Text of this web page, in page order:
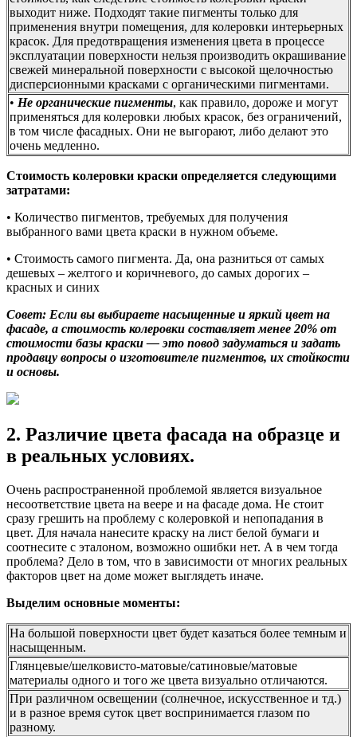
выходит ниже. Подходят такие пигменты только для
применения внутри помещения, для колеровки интерьерных
красок. Для предотвращения изменения цвета в процессе
эксплуатации поверхности нельзя производить окрашивание
свежей минеральной поверхности с высокой щелочностью
дисперсионными красками с органическими пигментами.
• Не органические пигменты, как правило, дороже и могут
применяться для колеровки любых красок, без ограничений,
в том числе фасадных. Они не выгорают, либо делают это
очень медленно.
Стоимость колеровки краски определяется следующими
затратами:
• Количество пигментов, требуемых для получения
выбранного вами цвета краски в нужном объеме.
• Стоимость самого пигмента. Да, она разниться от самых
дешевых – желтого и коричневого, до самых дорогих –
красных и синих
Совет: Если вы выбираете насыщенные и яркий цвет на
фасаде, а стоимость колеровки составляет менее 20% от
стоимости базы краски — это повод задуматься и задать
продавцу вопросы о изготовителе пигментов, их стойкости
и основы.
2. Различие цвета фасада на образце и
в реальных условиях.
Очень распространенной проблемой является визуальное
несоответствие цвета на веере и на фасаде дома. Не стоит
сразу грешить на проблему с колеровкой и непопадания в
цвет. Для начала нанесите краску на лист белой бумаги и
соотнесите с эталоном, возможно ошибки нет. А в чем тогда
проблема? Дело в том, что в зависимости от многих реальных
факторов цвет на доме может выглядеть иначе.
Выделим основные моменты:
На большой поверхности цвет будет казаться более темным и
насыщенным.
Глянцевые/шелковисто-матовые/сатиновые/матовые
материалы одного и того же цвета визуально отличаются.
При различном освещении (солнечное, искусственное и тд.)
и в разное время суток цвет воспринимается глазом по
разному.